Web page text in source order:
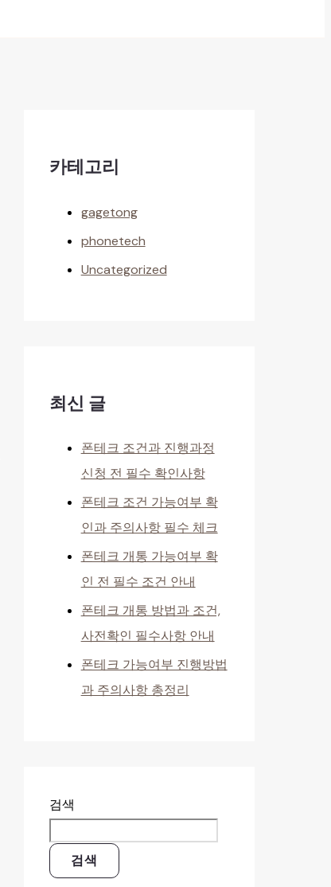
카테고리
gagetong
phonetech
Uncategorized
최신 글
폰테크 조건과 진행과정
신청 전 필수 확인사항
폰테크 조건 가능여부 확
인과 주의사항 필수 체크
폰테크 개통 가능여부 확
인 전 필수 조건 안내
폰테크 개통 방법과 조건,
사전확인 필수사항 안내
폰테크 가능여부 진행방법
과 주의사항 총정리
검색
검색